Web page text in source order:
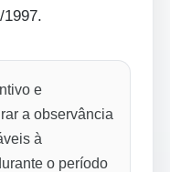
1997.
e
a observância
à
o período